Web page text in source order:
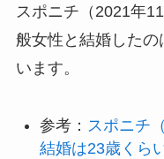
スポニチ（2021年
般女性と結婚した
います。
参考： スポニチ
結婚は23歳くら